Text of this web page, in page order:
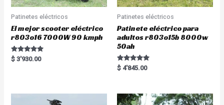
Patinetes eléctricos
El mejor scooter eléctrico
r803o16 7000W 90 kmph
Rated
5.00
$ 3'930.00
Patinetes eléctricos
Patinete eléctrico para
adultos r803o15b 8000w
50ah
Rated
5.00
$ 4'845.00